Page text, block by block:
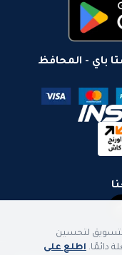
لتحسين
دائمًا. اطلع على
باي - المحافظ